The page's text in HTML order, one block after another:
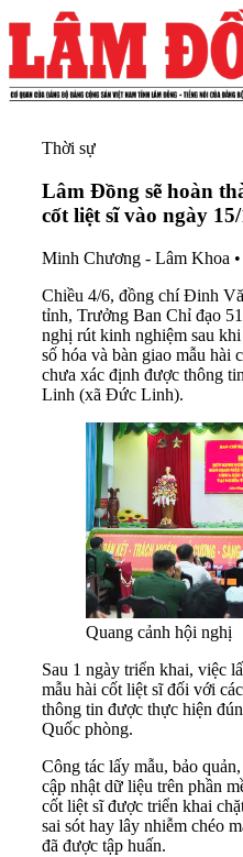
Thời sự
Lâm Đồng sẽ hoàn
cốt liệt sĩ vào ngày
Minh Chương - Lâm Khoa •
Chiều 4/6, đồng chí Đinh
tỉnh, Trưởng Ban Chỉ đạo
nghị rút kinh nghiệm sau
số hóa và bàn giao mẫu hài
chưa xác định được thông
Linh (xã Đức Linh).
Quang cảnh hội nghị
Sau 1 ngày triển khai, việc
mẫu hài cốt liệt sĩ đối với
thông tin được thực hiện
Quốc phòng.
Công tác lấy mẫu, bảo
cập nhật dữ liệu trên phần
cốt liệt sĩ được triển khai
sai sót hay lây nhiễm chéo
đã được tập huấn.